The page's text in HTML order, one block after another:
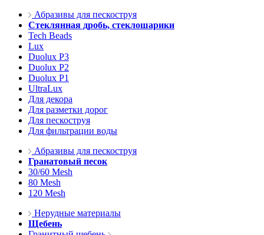
Абразивы для пескоструя
Стеклянная дробь, стеклошарики
Tech Beads
Lux
Duolux P3
Duolux P2
Duolux P1
UltraLux
Для декора
Для разметки дорог
Для пескоструя
Для фильтрации воды
Абразивы для пескоструя
Гранатовый песок
30/60 Mesh
80 Mesh
120 Mesh
Нерудные материалы
Щебень